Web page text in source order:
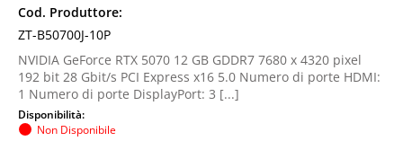
Cod. Produttore:
ZT-B50700J-10P
NVIDIA GeForce RTX 5070 12 GB GDDR7 7680 x 4320 pixel
192 bit 28 Gbit/s PCI Express x16 5.0 Numero di porte HDMI:
1 Numero di porte DisplayPort: 3 [...]
Disponibilità:
Non Disponibile